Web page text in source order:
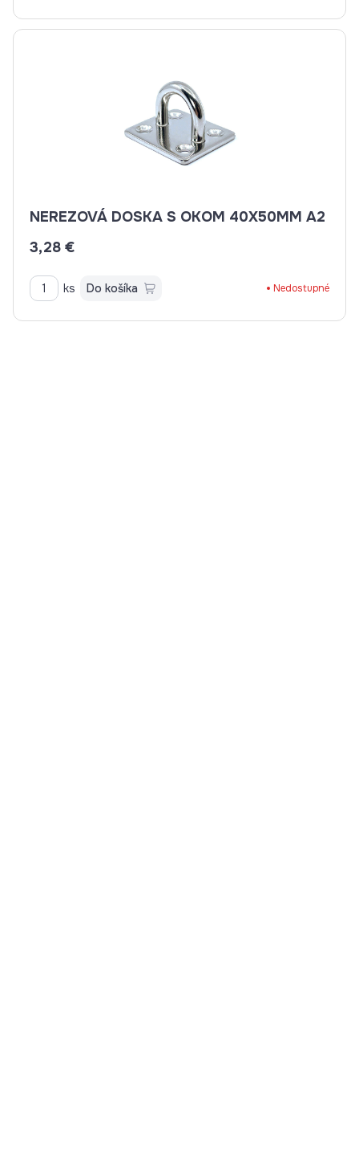
NEREZOVÁ DOSKA S OKOM 40X50MM A2
3,28 €
ks Do košíka Nedostupné